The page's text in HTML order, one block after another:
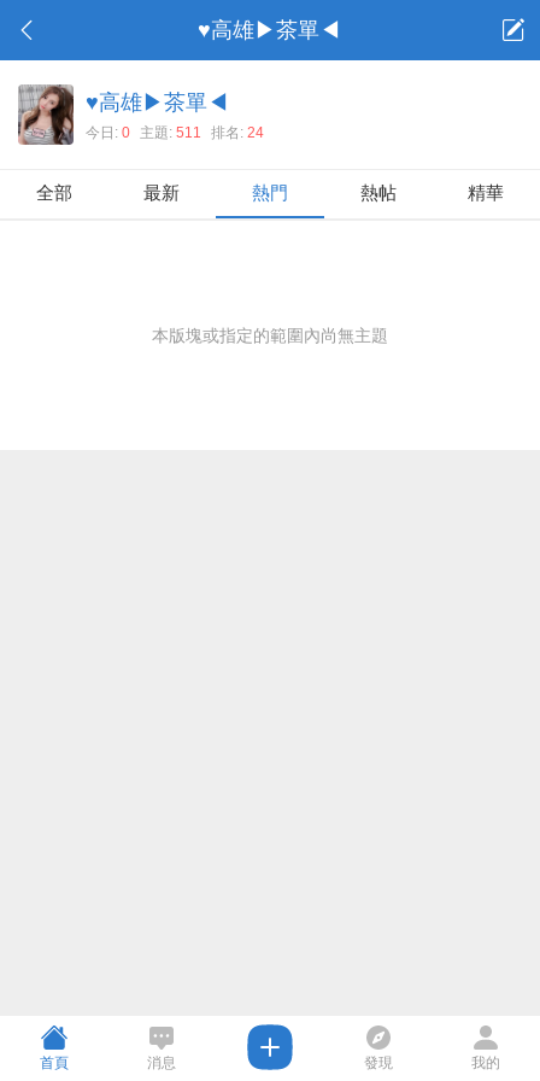
♥高雄▶茶單◀
♥高雄▶茶單◀
今日: 0 主題: 511 排名: 24
全部 最新 熱門 熱帖 精華
本版塊或指定的範圍內尚無主題
首頁 消息 發現 我的